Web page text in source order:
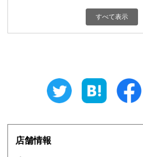
300円 群馬県
埼玉県 千葉県
300円 富山県
300円 福井県
300円
岐阜県
すべて表示
店舗情報